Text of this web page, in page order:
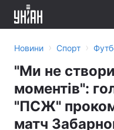
Новини › Спорт ›
"Ми не
моментів":
"ПСЖ"
матч